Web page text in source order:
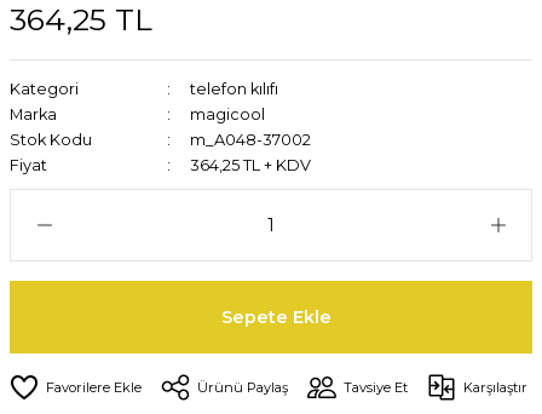
364,25 TL
Kategori
telefon kılıfı
Marka
magicool
Stok Kodu
m_A048-37002
Fiyat
364,25 TL + KDV
Sepete Ekle
Ürünü Paylaş Tavsiye Et Karşılaştır